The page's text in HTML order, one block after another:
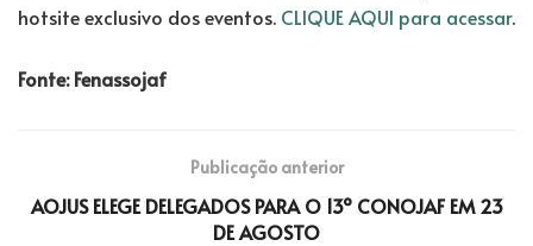
hotsite exclusivo dos eventos. CLIQUE AQUI para acessar.
Fonte: Fenassojaf
Publicação anterior
AOJUS ELEGE DELEGADOS PARA O 13º CONOJAF EM 23
DE AGOSTO